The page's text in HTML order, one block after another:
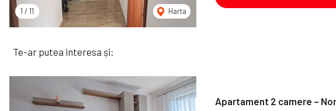
1 / 11 Harta
Te-ar putea interesa și:
Apartament 2 camere –